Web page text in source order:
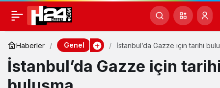
Haberler Genel İstanbul’da Gazze için tarihi
İstanbul’da Gazze için